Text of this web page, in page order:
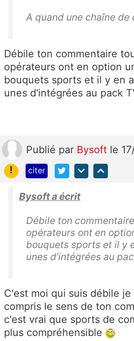
A quand une chaîne
Débile ton commentaire
opérateurs ont en option
bouquets sports et il y en
unes d'intégrées au pack
Publié par Bysoft le
!
citer
Bysoft a écrit
Débile ton
opérateurs ont en
bouquets sports et il y
unes d'intégrées au
C'est moi qui suis débile je
compris le sens de ton
c'est vrai que sports de
plus compréhensible